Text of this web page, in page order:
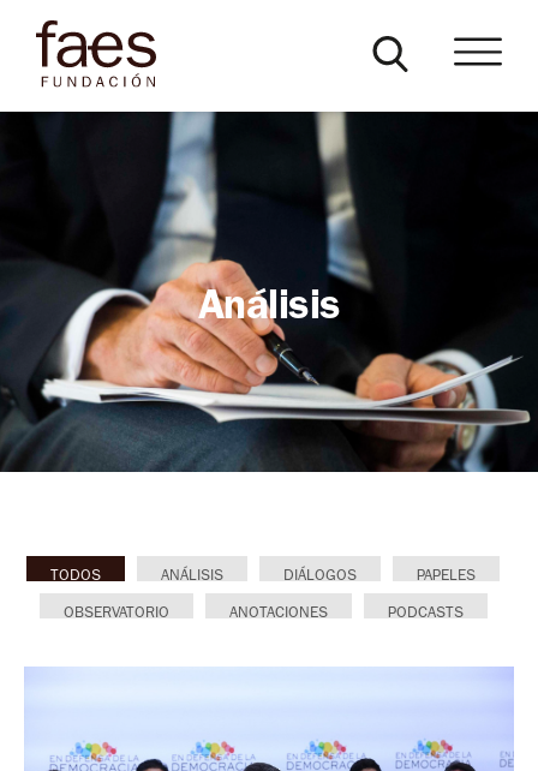
Análisis
TODOS ANÁLISIS DIÁLOGOS PAPELES
OBSERVATORIO ANOTACIONES PODCASTS